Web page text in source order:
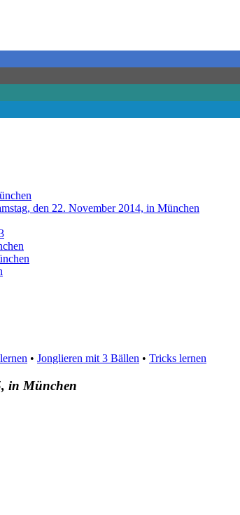
den 22. November 2014, in München
• Jonglieren mit 3 Bällen • Tricks lernen
in München